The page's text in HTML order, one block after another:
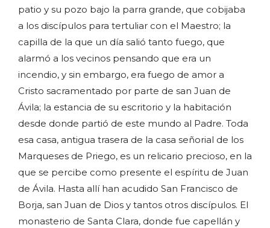
patio y su pozo bajo la parra grande, que cobijaba
a los discípulos para tertuliar con el Maestro; la
capilla de la que un día salió tanto fuego, que
alarmó a los vecinos pensando que era un
incendio, y sin embargo, era fuego de amor a
Cristo sacramentado por parte de san Juan de
Ávila; la estancia de su escritorio y la habitación
desde donde partió de este mundo al Padre. Toda
esa casa, antigua trasera de la casa señorial de los
Marqueses de Priego, es un relicario precioso, en la
que se percibe como presente el espíritu de Juan
de Ávila. Hasta allí han acudido San Francisco de
Borja, san Juan de Dios y tantos otros discípulos. El
monasterio de Santa Clara, donde fue capellán y